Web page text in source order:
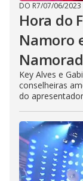
DO R7/07/06/2023
Hora do
Namoro
Key Alves e
conselheiras
do